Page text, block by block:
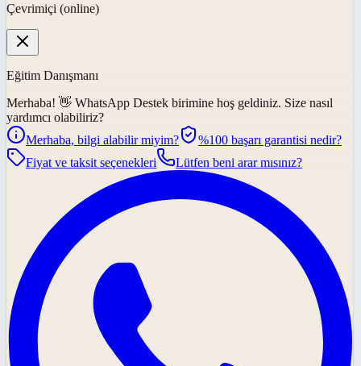
Çevrimiçi (online)
Eğitim Danışmanı
Merhaba! 👋 WhatsApp Destek birimine hoş geldiniz. Size nasıl
yardımcı olabiliriz?
Merhaba, bilgi alabilir miyim?
%100 başarı garantisi nedir?
Fiyat ve taksit seçenekleri
Lütfen beni arar mısınız?